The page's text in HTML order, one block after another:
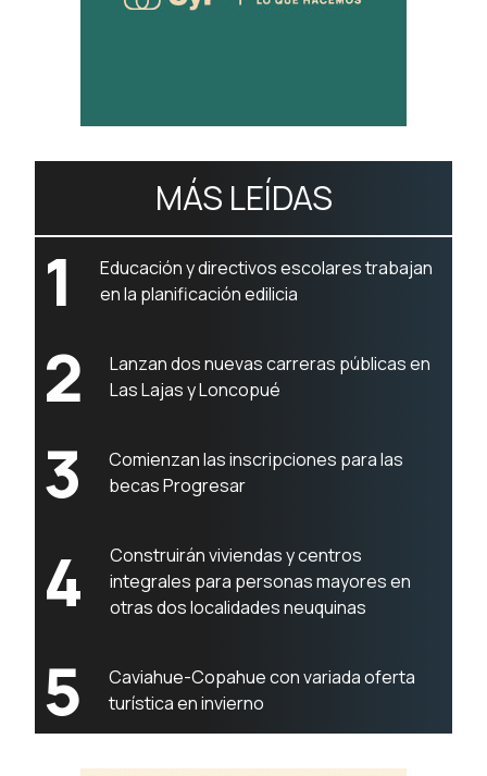
MÁS LEÍDAS
1
Educación y directivos escolares trabajan
en la planificación edilicia
2
Lanzan dos nuevas carreras públicas en
Las Lajas y Loncopué
3
Comienzan las inscripciones para las
becas Progresar
4
Construirán viviendas y centros
integrales para personas mayores en
otras dos localidades neuquinas
5
Caviahue-Copahue con variada oferta
turística en invierno